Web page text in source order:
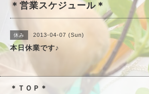
＊営業スケジュール＊
休み 2013-04-07 (Sun)
本日休業です♪
＊ＴＯＰ＊